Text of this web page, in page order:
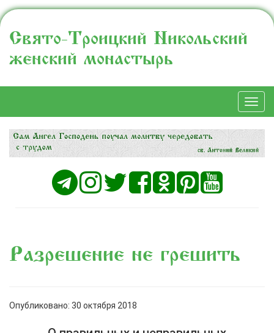
Свято-Троицкий Никольский
женский монастырь
Разрешение не грешить
Опубликовано: 30 октября 2018